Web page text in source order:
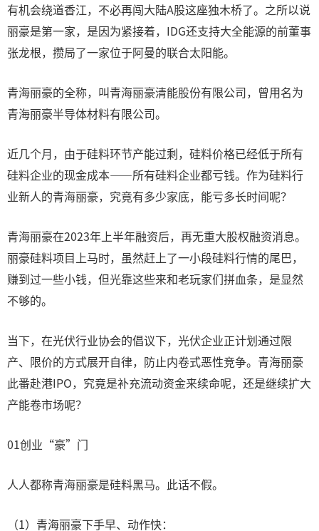
有机会绕道香江，不必再闯大陆A股这座独木桥了。之所以说
丽豪是第一家，是因为紧接着，IDG还支持大全能源的前董事
张龙根，攒局了一家位于阿曼的联合太阳能。
青海丽豪的全称，叫青海丽豪清能股份有限公司，曾用名为
青海丽豪半导体材料有限公司。
近几个月，由于硅料环节产能过剩，硅料价格已经低于所有
硅料企业的现金成本——所有硅料企业都亏钱。作为硅料行
业新人的青海丽豪，究竟有多少家底，能亏多长时间呢？
青海丽豪在2023年上半年融资后，再无重大股权融资消息。
丽豪硅料项目上马时，虽然赶上了一小段硅料行情的尾巴，
赚到过一些小钱，但光靠这些来和老玩家们拼血条，是显然
不够的。
当下，在光伏行业协会的倡议下，光伏企业正计划通过限
产、限价的方式展开自律，防止内卷式恶性竞争。青海丽豪
此番赴港IPO，究竟是补充流动资金来续命呢，还是继续扩大
产能卷市场呢？
01创业“豪”门
人人都称青海丽豪是硅料黑马。此话不假。
（1）青海丽豪下手早、动作快：